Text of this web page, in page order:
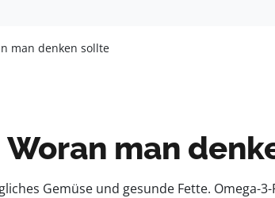
man denken sollte
man
Gemüse und gesunde Fette.